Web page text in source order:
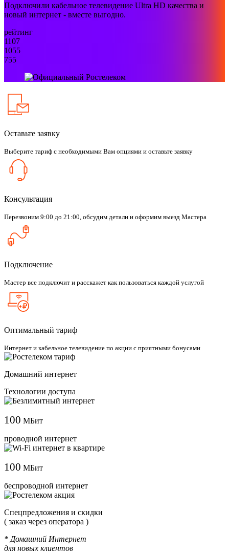
Подключили кабельное телевидение Ultra HD качества и
новый интернет - вместе выгодно.
рейтинг
1107
1055
755
Оставьте заявку
Выберите тариф с необходимыми Вам опциями и оставьте заявку
Консультация
Перезвоним 9:00 до 21:00, обсудим детали и оформим выезд Мастера
Подключение
Мастер все подключит и расскажет как пользоваться каждой услугой
Оптимальный тариф
Интернет и кабельное телевидение по акции с приятными бонусами
Домашний интернет
Технологии доступа
100 МБит
проводной интернет
100 МБит
беспроводной интернет
Cпецпредложения и скидки
( заказ через оператора )
* Домашний Интернет
для новых клиентов